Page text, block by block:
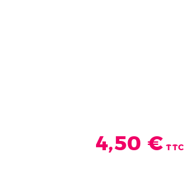
4,50 € TTC